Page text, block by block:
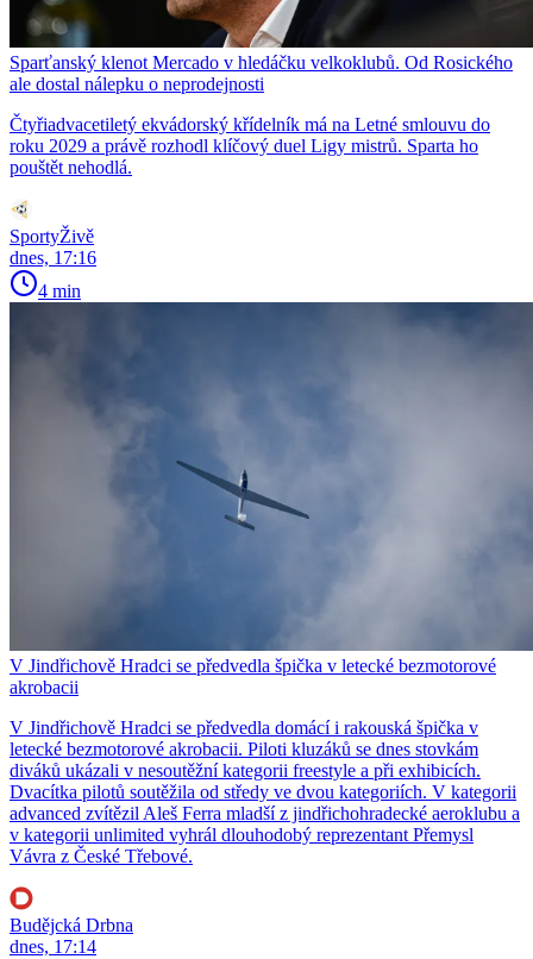
Sparťanský klenot Mercado v hledáčku velkoklubů. Od Rosického
ale dostal nálepku o neprodejnosti
Čtyřiadvacetiletý ekvádorský křídelník má na Letné smlouvu do
roku 2029 a právě rozhodl klíčový duel Ligy mistrů. Sparta ho
pouštět nehodlá.
SportyŽivě
dnes, 17:16
4 min
V Jindřichově Hradci se předvedla špička v letecké bezmotorové
akrobacii
V Jindřichově Hradci se předvedla domácí i rakouská špička v
letecké bezmotorové akrobacii. Piloti kluzáků se dnes stovkám
diváků ukázali v nesoutěžní kategorii freestyle a při exhibicích.
Dvacítka pilotů soutěžila od středy ve dvou kategoriích. V kategorii
advanced zvítězil Aleš Ferra mladší z jindřichohradecké aeroklubu a
v kategorii unlimited vyhrál dlouhodobý reprezentant Přemysl
Vávra z České Třebové.
Budějcká Drbna
dnes, 17:14